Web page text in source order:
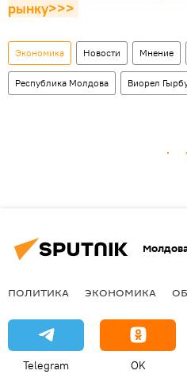
рынку>>>
Экономика Новости Мнение
Республика Молдова Виорел
ПОЛИТИКА ЭКОНОМИКА
Telegram OK